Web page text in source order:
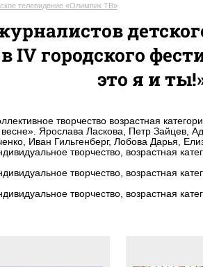
телевидение «Олимпик ТВ»
городского
это я и
творчество возрастная
Ярослава Ласкова, Петр Зайцев,
Иван Гильгенберг, Лобова Дарья,
творчество, возрастная
творчество, возрастная
творчество, возрастная